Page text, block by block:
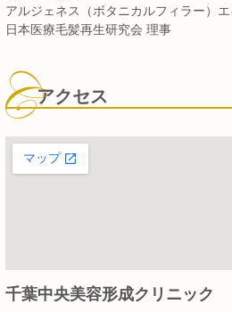
アルジェネス（ボタニカルフィラー）エ
日本医療毛髪再生研究会 理事
アクセス
千葉中央美容形成クリニック